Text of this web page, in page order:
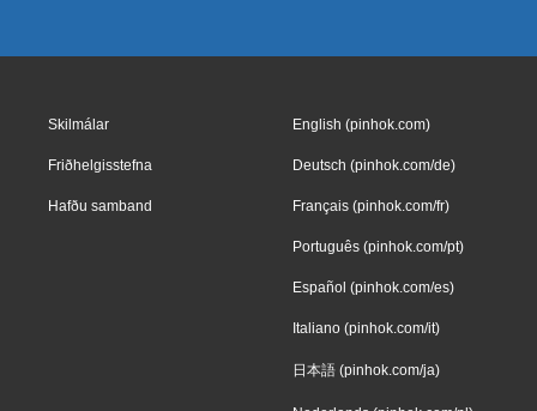
Skilmálar
Friðhelgisstefna
Hafðu samband
English (pinhok.com)
Deutsch (pinhok.com/de)
Français (pinhok.com/fr)
Português (pinhok.com/pt)
Español (pinhok.com/es)
Italiano (pinhok.com/it)
日本語 (pinhok.com/ja)